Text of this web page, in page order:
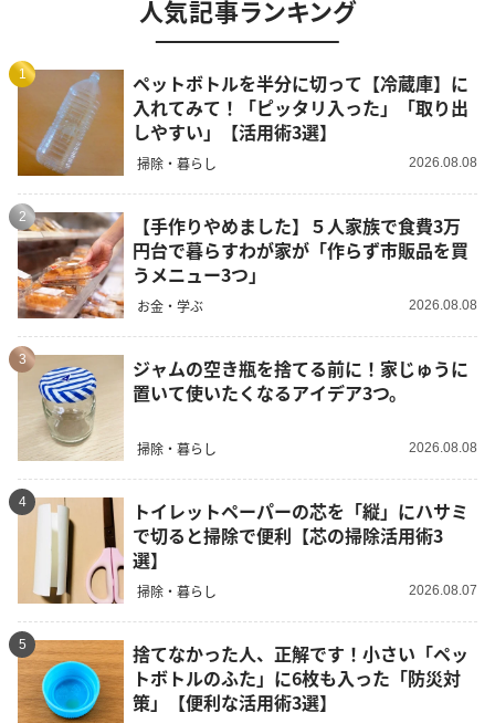
人気記事ランキング
1
ペットボトルを半分に切って【冷蔵庫】に
入れてみて！「ピッタリ入った」「取り出
しやすい」【活用術3選】
掃除・暮らし 2026.08.08
2
【手作りやめました】５人家族で食費3万
円台で暮らすわが家が「作らず市販品を買
うメニュー3つ」
お金・学ぶ 2026.08.08
3
ジャムの空き瓶を捨てる前に！家じゅうに
置いて使いたくなるアイデア3つ。
掃除・暮らし 2026.08.08
4
トイレットペーパーの芯を「縦」にハサミ
で切ると掃除で便利【芯の掃除活用術3
選】
掃除・暮らし 2026.08.07
5
捨てなかった人、正解です！小さい「ペッ
トボトルのふた」に6枚も入った「防災対
策」【便利な活用術3選】